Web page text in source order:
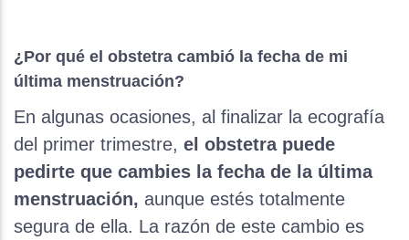
¿Por qué el obstetra cambió la fecha de mi
última menstruación?
En algunas ocasiones, al finalizar la ecografía
del primer trimestre, el obstetra puede
pedirte que cambies la fecha de la última
menstruación, aunque estés totalmente
segura de ella. La razón de este cambio es